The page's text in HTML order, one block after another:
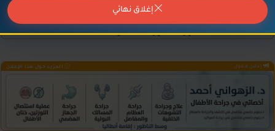
إغلاق نهائي
إعلان ممول المزيد حول هذا الإعلان